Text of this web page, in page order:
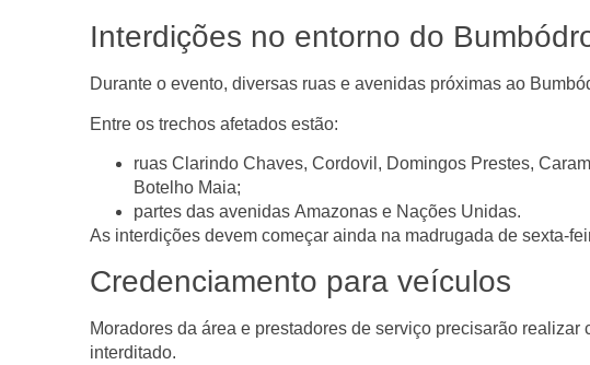
Interdições no entorno do
Durante o evento, diversas ruas e avenidas próximas ao
Entre os trechos afetados estão:
ruas Clarindo Chaves, Cordovil , Domingos Prestes,
Botelho Maia;
partes das avenidas Amazonas e Nações Unidas.
As interdições devem começar ainda na madrugada de sexta-
Credenciamento para veículos
Moradores da área e prestadores de serviço precisarão realizar
interditado.